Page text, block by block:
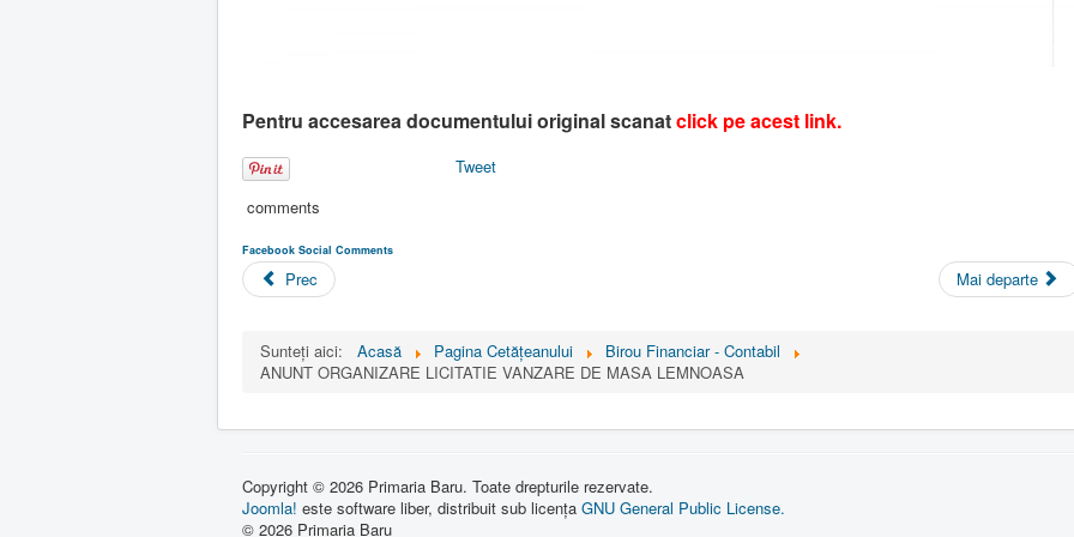
Pentru accesarea documentului original scanatclick pe acest link.
Tweet
comments
Facebook Social Comments
Prec Mai departe
Sunteți aici: Acasă Pagina Cetăţeanului
Birou Financiar - Contabil
ANUNT ORGANIZARE LICITATIE VANZARE DE MASA LEMNOASA
Copyright © 2026 Primaria Baru. Toate drepturile rezervate.
Joomla! este software liber, distribuit sub licența GNU General Public License.
© 2026 Primaria Baru